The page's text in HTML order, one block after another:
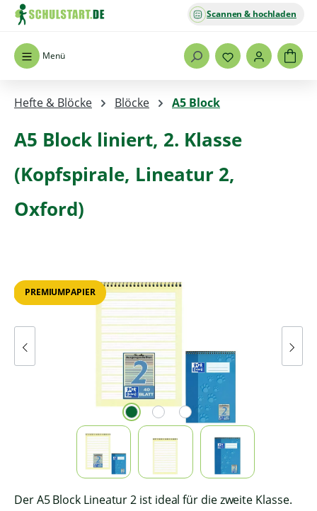
Zum Hauptinhalt springen
Menü
Scannen & hochladen
Hefte & Blöcke Blöcke A5 Block
A5 Block liniert, 2. Klasse
(Kopfspirale, Lineatur 2,
Oxford)
PREMIUMPAPIER
Der A5 Block Lineatur 2 ist ideal für die zweite Klasse.